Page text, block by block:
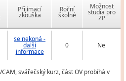
Přijímací
zkouška
Roční
školné
Možnost
studia pro
ZP
se nekoná -
další
informace
0 Ne
CAM, svářečský kurz, část OV probíhá v